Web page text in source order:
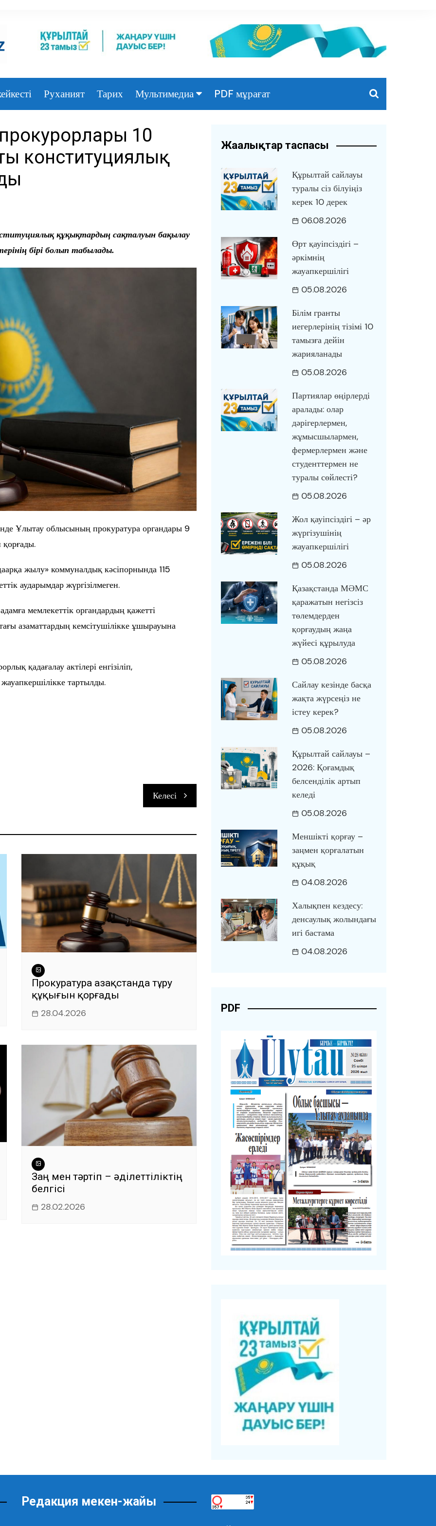
Руханият Тарих Мультимедиа
Видео
PDF мұрағат
10
конституциялық
құқықтардың сақталуын бақылау
бірі болып табылады.
Ұлытау облысының прокуратура органдары 9
жылу» коммуналдық кәсіпорнында 115
аударымдар жүргізілмеген.
мемлекеттік органдардың қажетті
азаматтардың кемсітушілікке ұшырауына
қадағалау актілері енгізіліп,
тартылды.
Келесі
Прокуратура Қазақстанда тұру
құқығын қорғады
28.04.2026
Заң мен тәртіп – әділеттіліктің
белгісі
28.02.2026
Жаңалықтар таспасы
Құрылтай сайлауы
туралы сіз білуіңіз
керек 10 дерек
06.08.2026
Өрт қауіпсіздігі –
әркімнің
жауапкершілігі
05.08.2026
Білім гранты
иегерлерінің тізімі 10
тамызға дейін
жарияланады
05.08.2026
Партиялар өңірлерді
аралады: олар
дәрігерлермен,
жұмысшылармен,
фермерлермен және
студенттермен не
туралы сөйлесті?
05.08.2026
Жол қауіпсіздігі – әр
жүргізушінің
жауапкершілігі
05.08.2026
Қазақстанда МӘМС
қаражатын негізсіз
төлемдерден
қорғаудың жаңа
жүйесі құрылуда
05.08.2026
Сайлау кезінде басқа
жақта жүрсеңіз не
істеу керек?
05.08.2026
Құрылтай сайлауы –
2026: Қоғамдық
белсенділік артып
келеді
05.08.2026
Меншікті қорғау –
заңмен қорғалатын
құқық
04.08.2026
Халықпен кездесу:
денсаулық жолындағы
игі бастама
04.08.2026
PDF
Редакция мекен-жайы